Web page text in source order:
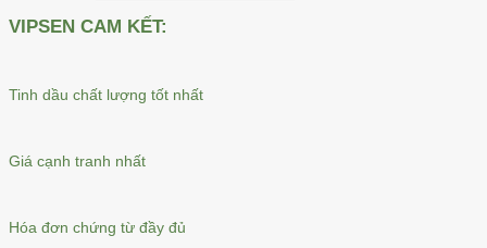
VIPSEN CAM KẾT:
Tinh dầu chất lượng tốt nhất
Giá cạnh tranh nhất
Hóa đơn chứng từ đầy đủ